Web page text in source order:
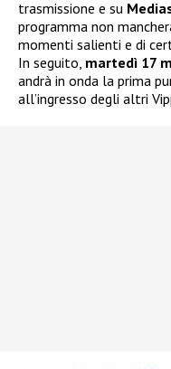
trasmissione e su
programma non
momenti salienti e di
In seguito, martedì 17
andrà in onda la prima
all’ingresso degli altri